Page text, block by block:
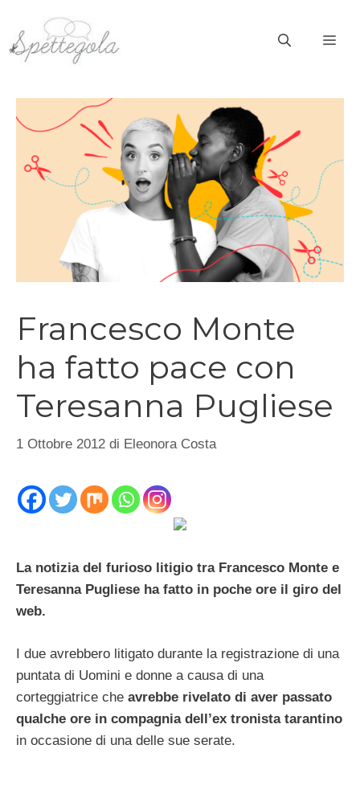
contenuto
Francesco Monte
ha fatto pace con
Teresanna Pugliese
1 Ottobre 2012 di Eleonora Costa
La notizia del furioso litigio tra Francesco Monte e
Teresanna Pugliese ha fatto in poche ore il giro del
web.
I due avrebbero litigato durante la registrazione di una
puntata di Uomini e donne a causa di una
corteggiatrice che avrebbe rivelato di aver passato
qualche ore in compagnia dell’ex tronista tarantino
in occasione di una delle sue serate.